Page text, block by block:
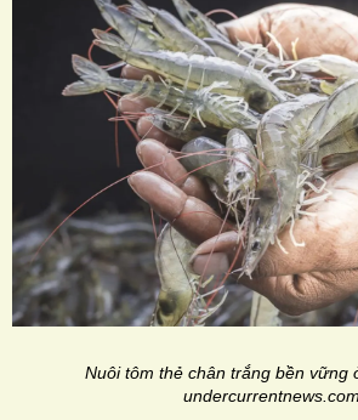
Nuôi tôm thẻ chân trắng bền vững
undercurrentnews.com